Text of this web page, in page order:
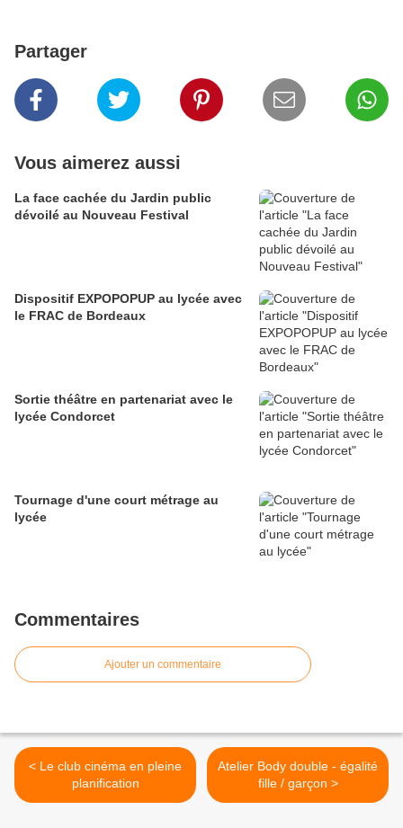
Partager
Vous aimerez aussi
La face cachée du Jardin public
dévoilé au Nouveau Festival
Dispositif EXPOPOPUP au lycée avec
le FRAC de Bordeaux
Sortie théâtre en partenariat avec le
lycée Condorcet
Tournage d'une court métrage au
lycée
Commentaires
Ajouter un commentaire
< Le club cinéma en pleine
planification
Atelier Body double - égalité
fille / garçon >